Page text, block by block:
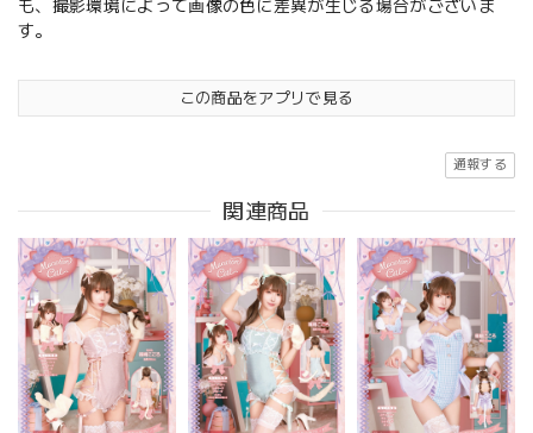
も、撮影環境によって画像の色に差異が生じる場合がございま
す。
この商品をアプリで見る
通報する
関連商品